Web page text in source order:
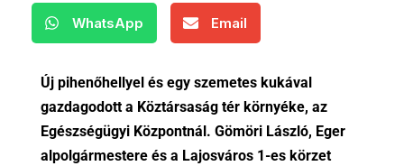
WhatsApp Email
Új pihenőhellyel és egy szemetes kukával
gazdagodott a Köztársaság tér környéke, az
Egészségügyi Központnál. Gömöri László, Eger
alpolgármestere és a Lajosváros 1-es körzet